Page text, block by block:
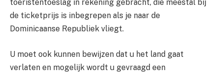
toeristentoeslag in rekening gebracht, die meestal bij
de ticketprijs is inbegrepen als je naar de
Dominicaanse Republiek vliegt.
U moet ook kunnen bewijzen dat u het land gaat
verlaten en mogelijk wordt u gevraagd een